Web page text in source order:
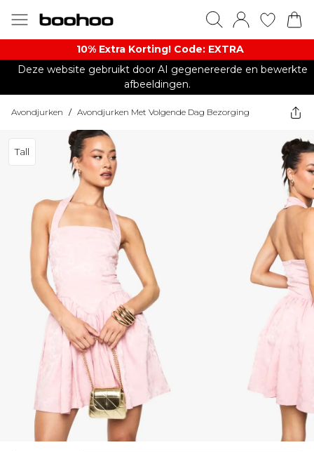
10% Extra Korting! Code: EXTRA​
Deze website gebruikt door AI gegenereerde en bewerkte
afbeeldingen.
Avondjurken / Avondjurken Met Volgende Dag Bezorging
Tall